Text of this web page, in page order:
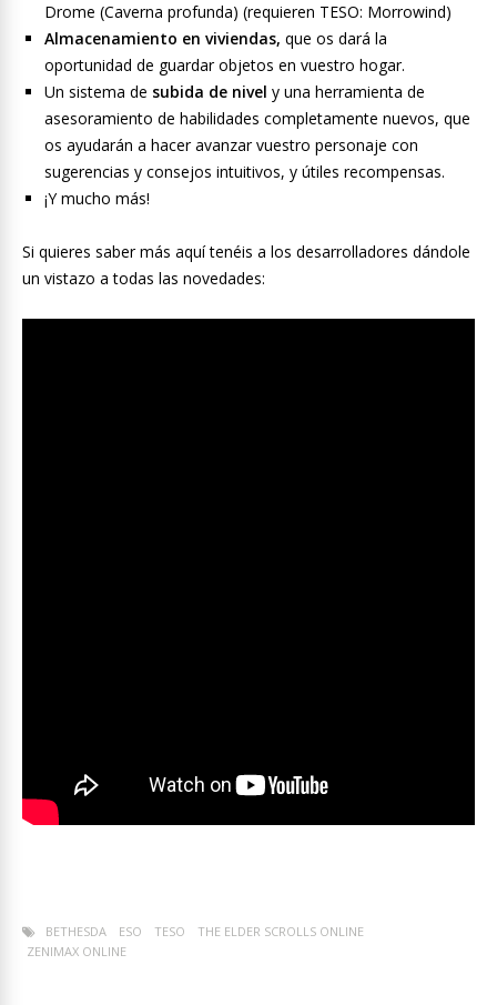
Drome (Caverna profunda) (requieren TESO: Morrowind)
Almacenamiento en viviendas, que os dará la
oportunidad de guardar objetos en vuestro hogar.
Un sistema de subida de nivel y una herramienta de
asesoramiento de habilidades completamente nuevos, que
os ayudarán a hacer avanzar vuestro personaje con
sugerencias y consejos intuitivos, y útiles recompensas.
¡Y mucho más!
Si quieres saber más aquí tenéis a los desarrolladores dándole
un vistazo a todas las novedades:
BETHESDA ESO TESO
THE ELDER SCROLLS ONLINE
ZENIMAX ONLINE